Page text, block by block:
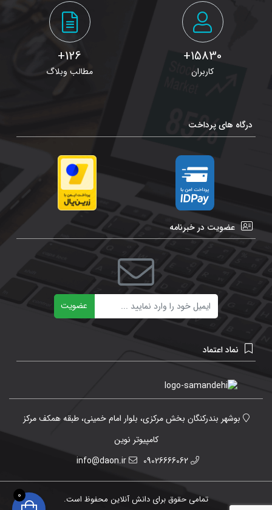
15830+
کاربران
126+
مطالب وبلاگ
درگاه های پرداخت
عضویت در خبرنامه
عضویت
نماد اعتماد
بوشهر بندرکنگان بخش مرکزی، بلوار امام خمینی، طبقه همکف مرکز
کامپیوتر نوین
09026666062
info@daon.ir
تمامی حقوق برای دانش آنلاین محفوظ است. 0